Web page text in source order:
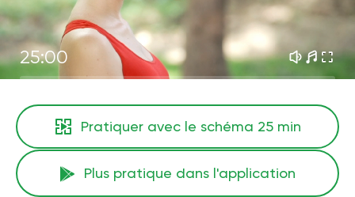
25:00
Pratiquer avec le schéma 25 min
Plus pratique dans l'application